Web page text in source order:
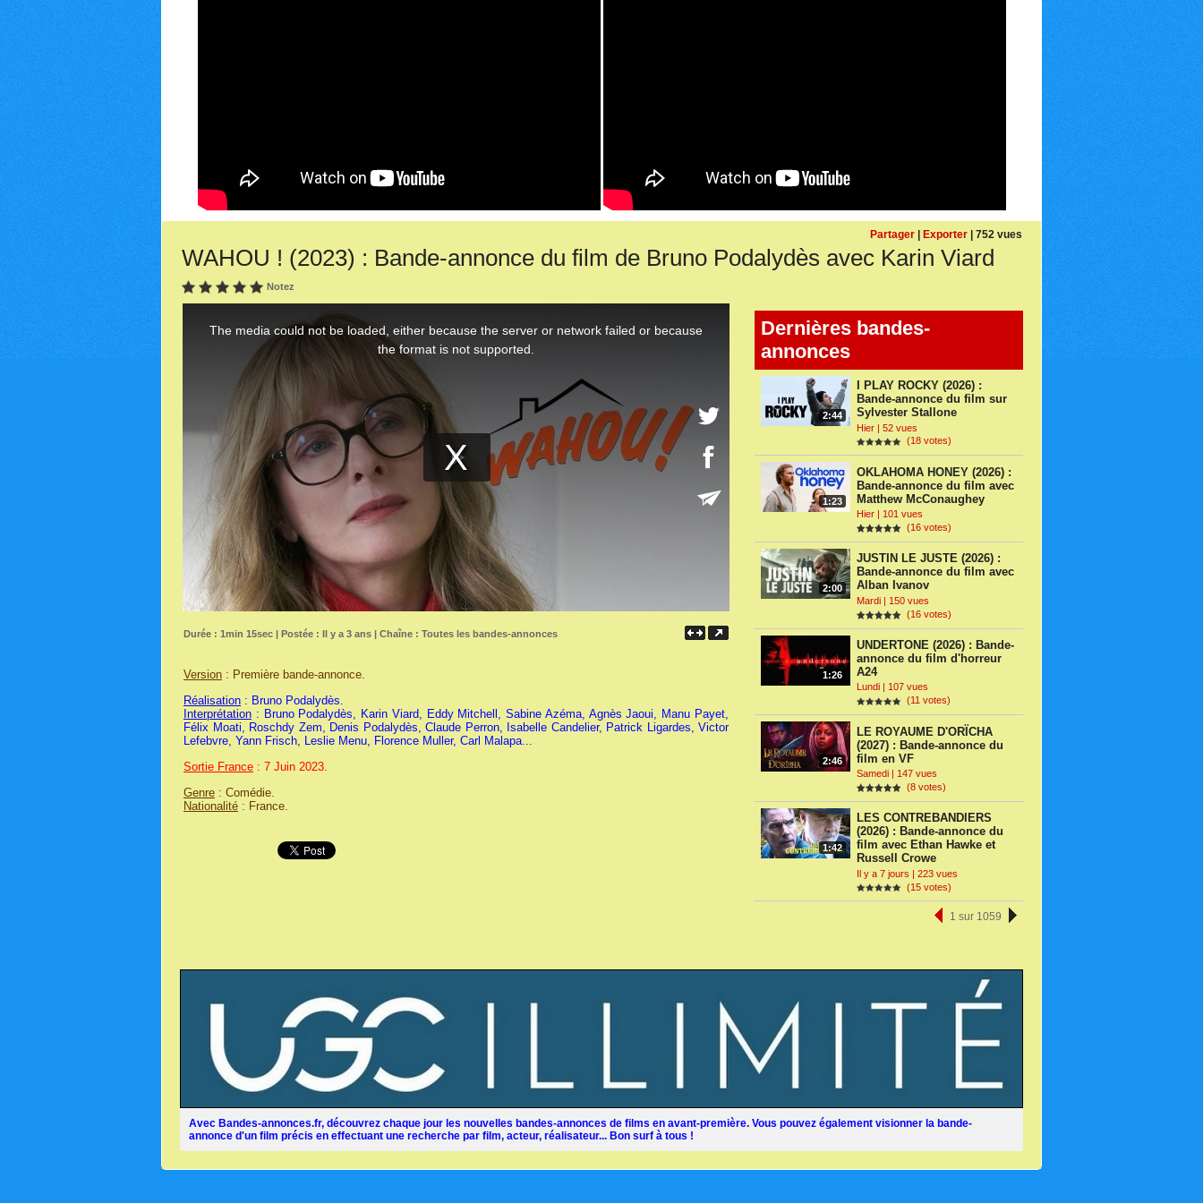
Partager | Exporter | 752 vues
WAHOU ! (2023) : Bande-annonce du film de Bruno Podalydès avec Karin Viard
Notez
Dernières bandes-
annonces
2:44
I PLAY ROCKY (2026) :
Bande-annonce du film sur
Sylvester Stallone
Hier | 52 vues
(18 votes)
1:23
OKLAHOMA HONEY (2026) :
Bande-annonce du film avec
Matthew McConaughey
Hier | 101 vues
(16 votes)
2:00
JUSTIN LE JUSTE (2026) :
Bande-annonce du film avec
Alban Ivanov
Mardi | 150 vues
(16 votes)
1:26
UNDERTONE (2026) : Bande-
annonce du film d'horreur
A24
Lundi | 107 vues
(11 votes)
2:46
LE ROYAUME D'ORÏCHA
(2027) : Bande-annonce du
film en VF
Samedi | 147 vues
(8 votes)
1:42
LES CONTREBANDIERS
(2026) : Bande-annonce du
film avec Ethan Hawke et
Russell Crowe
Il y a 7 jours | 223 vues
(15 votes)
1 sur 1059
Durée : 1min 15sec | Postée : Il y a 3 ans | Chaîne : Toutes les bandes-annonces
Version : Première bande-annonce.
Réalisation : Bruno Podalydès.
Interprétation : Bruno Podalydès, Karin Viard, Eddy Mitchell, Sabine Azéma, Agnès Jaoui, Manu Payet,
Félix Moati, Roschdy Zem, Denis Podalydès, Claude Perron, Isabelle Candelier, Patrick Ligardes, Victor
Lefebvre, Yann Frisch, Leslie Menu, Florence Muller, Carl Malapa...
Sortie France : 7 Juin 2023.
Genre : Comédie.
Nationalité : France.
Avec Bandes-annonces.fr, découvrez chaque jour les nouvelles bandes-annonces de films en avant-première. Vous pouvez également visionner la bande-
annonce d'un film précis en effectuant une recherche par film, acteur, réalisateur... Bon surf à tous !